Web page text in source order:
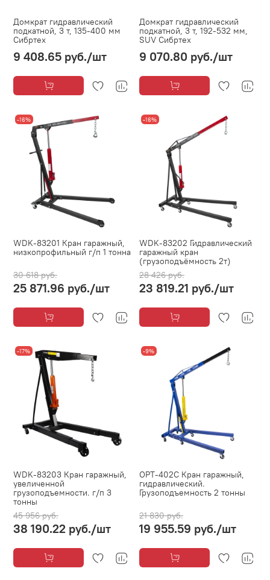
Домкрат гидравлический
подкатной, 3 т, 135-400 мм
Сибртех
9 408.65 руб./шт
Домкрат гидравлический
подкатной, 3 т, 192-532 мм,
SUV Сибртех
9 070.80 руб./шт
-16%
WDK-83201 Кран гаражный,
низкопрофильный г/п 1 тонна
30 618 руб.
25 871.96 руб./шт
-16%
WDK-83202 Гидравлический
гаражный кран
(грузоподъёмность 2т)
28 426 руб.
23 819.21 руб./шт
-17%
WDK-83203 Кран гаражный,
увеличенной
грузоподъемности. г/п 3
тонны
45 956 руб.
38 190.22 руб./шт
-9%
OPT-402C Кран гаражный,
гидравлический.
Грузоподъемность 2 тонны
21 830 руб.
19 955.59 руб./шт